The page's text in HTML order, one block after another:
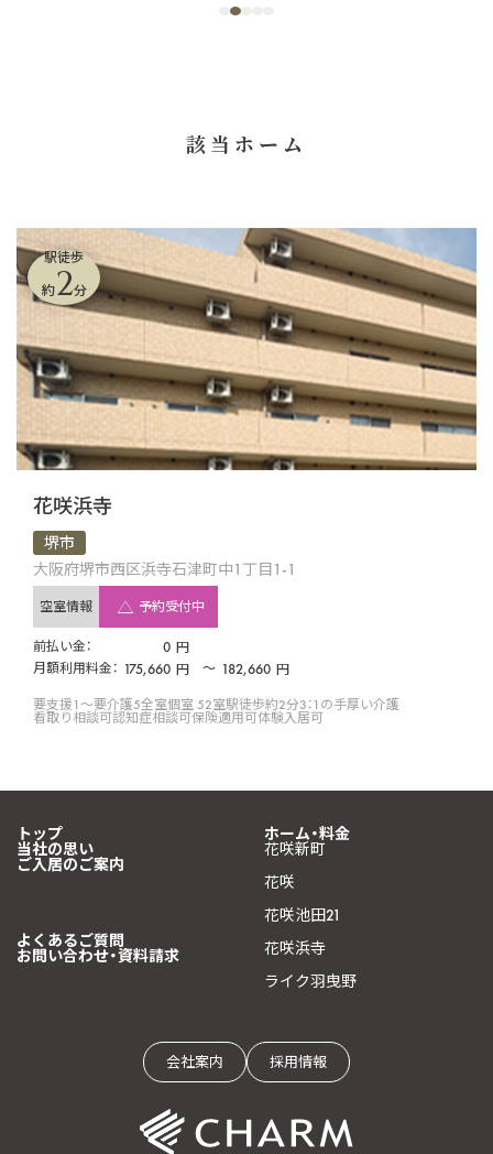
該当ホーム
駅徒歩
約2分
花咲浜寺
堺市
大阪府堺市西区浜寺石津町中1丁目1-1
空室情報 予約受付中
前払い金： 0 円
月額利用料金： 175,660 円 〜 182,660 円
要支援1〜要介護5全室個室 52室駅徒歩約2分3：1の手厚い介護
看取り相談可認知症相談可保険適用可体験入居可
トップ
当社の思い
ご入居のご案内
ホーム・料金
花咲新町
花咲
花咲池田21
花咲浜寺
ライク羽曳野
よくあるご質問
お問い合わせ・資料請求
会社案内 採用情報